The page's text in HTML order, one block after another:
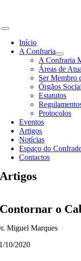
content
Toggle
NavigationInício
A Confraria
A Confraria
Áreas de
Ser Membro
Órgãos
Estatutos
Protocolos
Eventos
Artigos
Notícias
Espaço do
Contactos
Artigos
Contornar o
Miguel Marques
10/2020